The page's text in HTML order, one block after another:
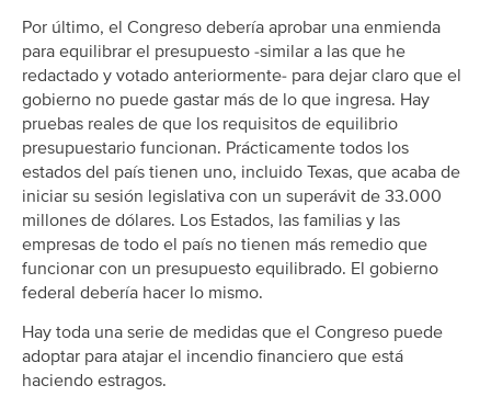
Por último, el Congreso debería aprobar una enmienda
para equilibrar el presupuesto -similar a las que he
redactado y votado anteriormente- para dejar claro que el
gobierno no puede gastar más de lo que ingresa. Hay
pruebas reales de que los requisitos de equilibrio
presupuestario funcionan. Prácticamente todos los
estados del país tienen uno, incluido Texas, que acaba de
iniciar su sesión legislativa con un superávit de 33.000
millones de dólares. Los Estados, las familias y las
empresas de todo el país no tienen más remedio que
funcionar con un presupuesto equilibrado. El gobierno
federal debería hacer lo mismo.
Hay toda una serie de medidas que el Congreso puede
adoptar para atajar el incendio financiero que está
haciendo estragos.